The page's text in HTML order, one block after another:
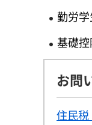
勤労
基礎
お問
住民